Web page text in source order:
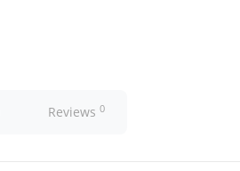
Reviews 0